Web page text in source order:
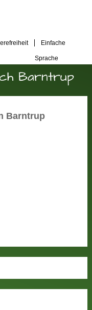
Einfache
Sprache
Barntrup
Barntrup